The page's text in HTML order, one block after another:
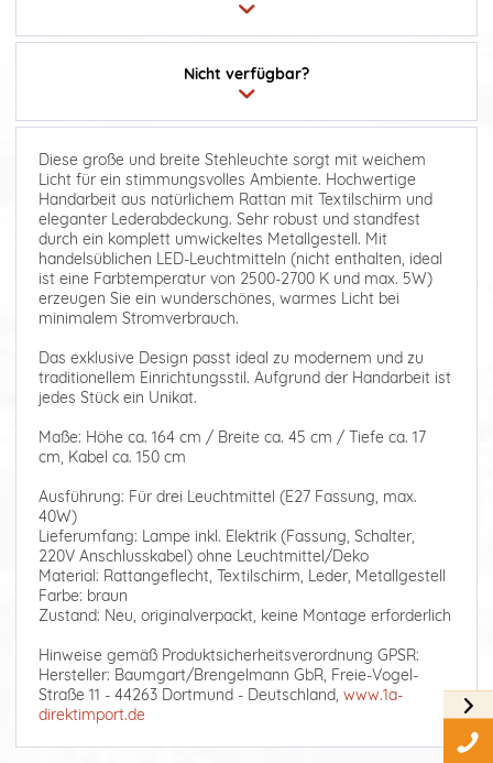
Nicht verfügbar?
Diese große und breite Stehleuchte sorgt mit weichem
Licht für ein stimmungsvolles Ambiente. Hochwertige
Handarbeit aus natürlichem Rattan mit Textilschirm und
eleganter Lederabdeckung. Sehr robust und standfest
durch ein komplett umwickeltes Metallgestell. Mit
handelsüblichen LED-Leuchtmitteln (nicht enthalten, ideal
ist eine Farbtemperatur von 2500-2700 K und max. 5W)
erzeugen Sie ein wunderschönes, warmes Licht bei
minimalem Stromverbrauch.
Das exklusive Design passt ideal zu modernem und zu
traditionellem Einrichtungsstil. Aufgrund der Handarbeit ist
jedes Stück ein Unikat.
Maße: Höhe ca. 164 cm / Breite ca. 45 cm / Tiefe ca. 17
cm, Kabel ca. 150 cm
Ausführung: Für drei Leuchtmittel (E27 Fassung, max.
40W)
Lieferumfang: Lampe inkl. Elektrik (Fassung, Schalter,
220V Anschlusskabel) ohne Leuchtmittel/Deko
Material: Rattangeflecht, Textilschirm, Leder, Metallgestell
Farbe: braun
Zustand: Neu, originalverpackt, keine Montage erforderlich
Hinweise gemäß Produktsicherheitsverordnung GPSR:
Hersteller: Baumgart/Brengelmann GbR, Freie-Vogel-
Straße 11 - 44263 Dortmund - Deutschland, www.1a-
direktimport.de